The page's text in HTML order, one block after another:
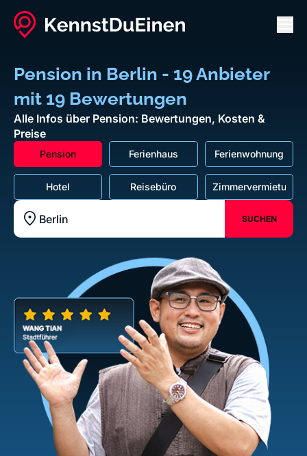
Pension in Berlin - 19 Anbieter
mit 19 Bewertungen
Alle Infos über Pension: Bewertungen, Kosten &
Preise
Pension Ferienhaus Ferienwohnung
Hotel Reisebüro Zimmervermietung
Standort z.B. Frankfurt am Main
SUCHEN